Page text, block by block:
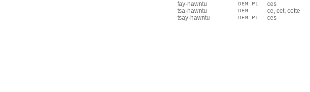
fay·hawntu
DEM PL
ces
tsa·hawntu
DEM
ce, cet, cette
tsay·hawntu
DEM PL ces